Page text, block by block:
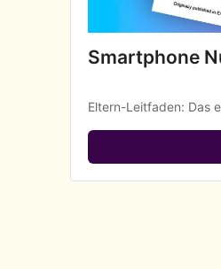
Smartphone
Eltern-Leitfaden: Das